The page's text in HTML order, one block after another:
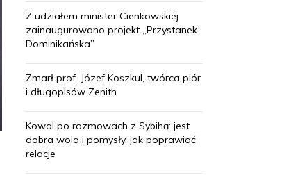
Z udziałem minister Cienkowskiej
zainaugurowano projekt „Przystanek
Dominikańska”
Zmarł prof. Józef Koszkul, twórca piór
i długopisów Zenith
Kowal po rozmowach z Sybihą: jest
dobra wola i pomysły, jak poprawiać
relacje